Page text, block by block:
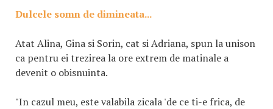
Dulcele somn de dimineata...
Atat Alina, Gina si Sorin, cat si Adriana, spun la unison
ca pentru ei trezirea la ore extrem de matinale a
devenit o obisnuinta.
"In cazul meu, este valabila zicala 'de ce ti-e frica, de